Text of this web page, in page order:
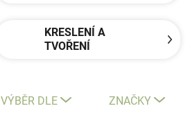
KRESLENÍ A
TVOŘENÍ
VÝBĚR DLE ZNAČKY